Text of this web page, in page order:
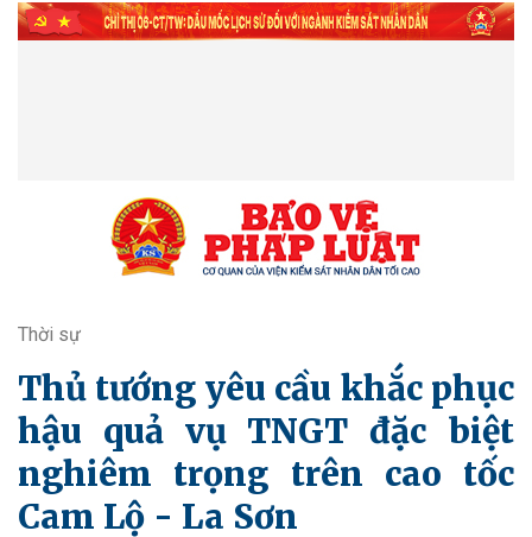
Thời sự
Thủ tướng yêu cầu khắc phục
hậu quả vụ TNGT đặc biệt
nghiêm trọng trên cao tốc
Cam Lộ - La Sơn